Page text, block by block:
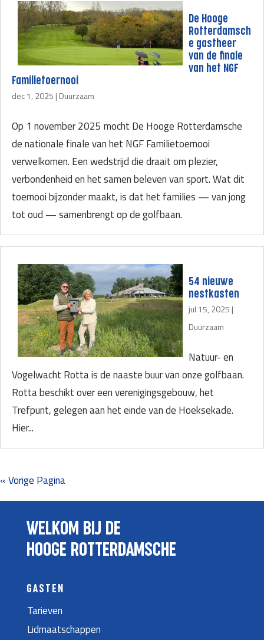
De Hooge
Rotterdamsch
e gastheer
van de finale
van het NGF
Familietoernooi
dec 1, 2025 | Duurzaam
Op 1 november 2025 mocht De Hooge Rotterdamsche
de nationale finale van het NGF Familietoernooi
verwelkomen. Een wedstrijd die draait om plezier,
verbondenheid en het samen beleven van sport. Wat dit
toernooi bijzonder maakt, is dat het families — van jong
tot oud — samenbrengt op de golfbaan.
54 nieuwe
nestkasten
jul 15, 2025 |
Duurzaam
Natuur- en
Vogelwacht Rotta is de naaste buur van onze golfbaan.
Rotta beschikt over een verenigingsgebouw, het
Trefpunt, gelegen aan het einde van de Hoeksekade.
Hier...
« Vorige Pagina
WELKOM BIJ DE
HOOGE ROTTERDAMSCHE
GASTEN
Tarieven
Lidmaatschappen